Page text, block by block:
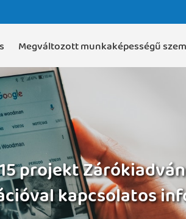
Megváltozott munkaképességű
15 projekt
kapcsolatos